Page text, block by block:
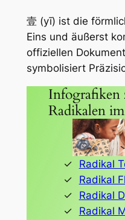
壹 (yī) ist die
Eins und äußerst
offiziellen
symbolisiert
Infografiken
Radikalen
Radikal
Radikal
Radikal
Radikal